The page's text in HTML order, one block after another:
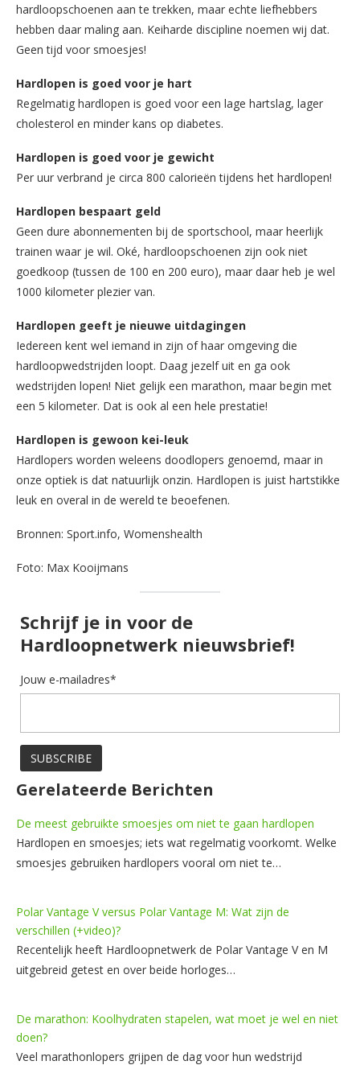
hardloopschoenen aan te trekken, maar echte liefhebbers
hebben daar maling aan. Keiharde discipline noemen wij dat.
Geen tijd voor smoesjes!
Hardlopen is goed voor je hart
Regelmatig hardlopen is goed voor een lage hartslag, lager
cholesterol en minder kans op diabetes.
Hardlopen is goed voor je gewicht
Per uur verbrand je circa 800 calorieën tijdens het hardlopen!
Hardlopen bespaart geld
Geen dure abonnementen bij de sportschool, maar heerlijk
trainen waar je wil. Oké, hardloopschoenen zijn ook niet
goedkoop (tussen de 100 en 200 euro), maar daar heb je wel
1000 kilometer plezier van.
Hardlopen geeft je nieuwe uitdagingen
Iedereen kent wel iemand in zijn of haar omgeving die
hardloopwedstrijden loopt. Daag jezelf uit en ga ook
wedstrijden lopen! Niet gelijk een marathon, maar begin met
een 5 kilometer. Dat is ook al een hele prestatie!
Hardlopen is gewoon kei-leuk
Hardlopers worden weleens doodlopers genoemd, maar in
onze optiek is dat natuurlijk onzin. Hardlopen is juist hartstikke
leuk en overal in de wereld te beoefenen.
Bronnen: Sport.info, Womenshealth
Foto: Max Kooijmans
Schrijf je in voor de
Hardloopnetwerk nieuwsbrief!
Jouw e-mailadres*
Gerelateerde Berichten
De meest gebruikte smoesjes om niet te gaan hardlopen
Hardlopen en smoesjes; iets wat regelmatig voorkomt. Welke
smoesjes gebruiken hardlopers vooral om niet te…
Polar Vantage V versus Polar Vantage M: Wat zijn de
verschillen (+video)?
Recentelijk heeft Hardloopnetwerk de Polar Vantage V en M
uitgebreid getest en over beide horloges…
De marathon: Koolhydraten stapelen, wat moet je wel en niet
doen?
Veel marathonlopers grijpen de dag voor hun wedstrijd